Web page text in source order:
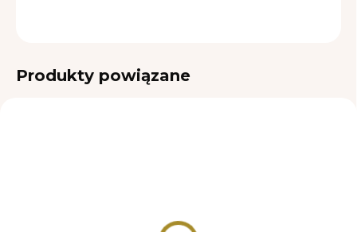
Produkty powiązane